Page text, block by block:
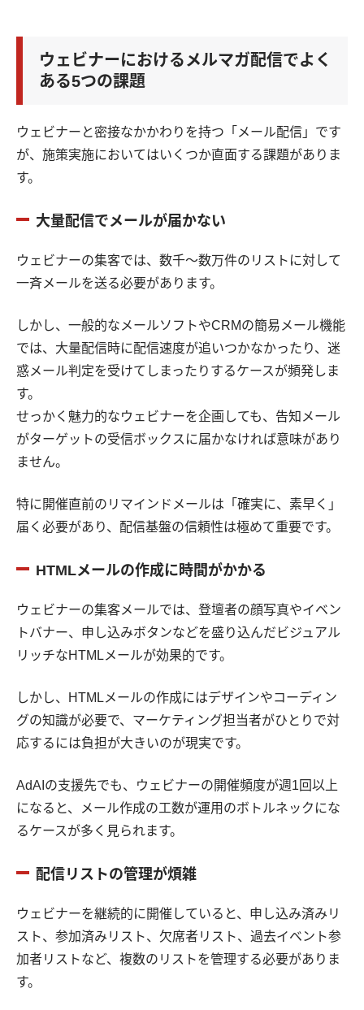
ウェビナーにおけるメルマガ配信でよく
ある5つの課題
ウェビナーと密接なかかわりを持つ「メール配信」です
が、施策実施においてはいくつか直面する課題がありま
す。
大量配信でメールが届かない
ウェビナーの集客では、数千〜数万件のリストに対して
一斉メールを送る必要があります。
しかし、一般的なメールソフトやCRMの簡易メール機能
では、大量配信時に配信速度が追いつかなかったり、迷
惑メール判定を受けてしまったりするケースが頻発しま
す。
せっかく魅力的なウェビナーを企画しても、告知メール
がターゲットの受信ボックスに届かなければ意味があり
ません。
特に開催直前のリマインドメールは「確実に、素早く」
届く必要があり、配信基盤の信頼性は極めて重要です。
HTMLメールの作成に時間がかかる
ウェビナーの集客メールでは、登壇者の顔写真やイベン
トバナー、申し込みボタンなどを盛り込んだビジュアル
リッチなHTMLメールが効果的です。
しかし、HTMLメールの作成にはデザインやコーディン
グの知識が必要で、マーケティング担当者がひとりで対
応するには負担が大きいのが現実です。
AdAIの支援先でも、ウェビナーの開催頻度が週1回以上
になると、メール作成の工数が運用のボトルネックにな
るケースが多く見られます。
配信リストの管理が煩雑
ウェビナーを継続的に開催していると、申し込み済みリ
スト、参加済みリスト、欠席者リスト、過去イベント参
加者リストなど、複数のリストを管理する必要がありま
す。